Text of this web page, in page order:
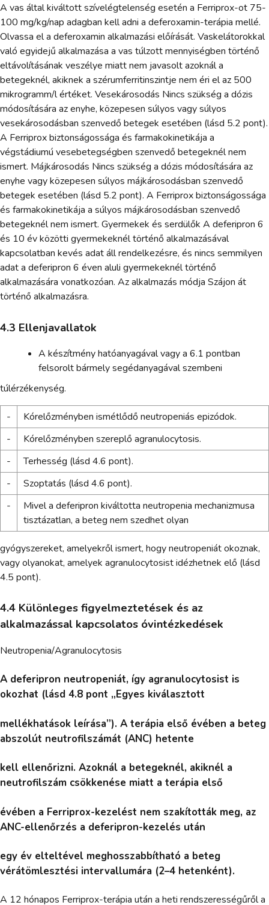
A vas által kiváltott szívelégtelenség esetén a Ferriprox-ot 75-
100 mg/kg/nap adagban kell adni a deferoxamin-terápia mellé.
Olvassa el a deferoxamin alkalmazási előírását. Vaskelátorokkal
való egyidejű alkalmazása a vas túlzott mennyiségben történő
eltávolításának veszélye miatt nem javasolt azoknál a
betegeknél, akiknek a szérumferritinszintje nem éri el az 500
mikrogramm/l értéket. Vesekárosodás Nincs szükség a dózis
módosítására az enyhe, közepesen súlyos vagy súlyos
vesekárosodásban szenvedő betegek esetében (lásd 5.2 pont).
A Ferriprox biztonságossága és farmakokinetikája a
végstádiumú vesebetegségben szenvedő betegeknél nem
ismert. Májkárosodás Nincs szükség a dózis módosítására az
enyhe vagy közepesen súlyos májkárosodásban szenvedő
betegek esetében (lásd 5.2 pont). A Ferriprox biztonságossága
és farmakokinetikája a súlyos májkárosodásban szenvedő
betegeknél nem ismert. Gyermekek és serdülők A deferipron 6
és 10 év közötti gyermekeknél történő alkalmazásával
kapcsolatban kevés adat áll rendelkezésre, és nincs semmilyen
adat a deferipron 6 éven aluli gyermekeknél történő
alkalmazására vonatkozóan. Az alkalmazás módja Szájon át
történő alkalmazásra.
4.3 Ellenjavallatok
A készítmény hatóanyagával vagy a 6.1 pontban
felsorolt bármely segédanyagával szembeni
túlérzékenység.
-
Kórelőzményben ismétlődő neutropeniás epizódok.
-
Kórelőzményben szereplő agranulocytosis.
-
Terhesség (lásd 4.6 pont).
-
Szoptatás (lásd 4.6 pont).
-
Mivel a deferipron kiváltotta neutropenia mechanizmusa
tisztázatlan, a beteg nem szedhet olyan
gyógyszereket, amelyekről ismert, hogy neutropeniát okoznak,
vagy olyanokat, amelyek agranulocytosist idézhetnek elő (lásd
4.5 pont).
4.4 Különleges figyelmeztetések és az
alkalmazással kapcsolatos óvintézkedések
Neutropenia/Agranulocytosis
A deferipron neutropeniát, így agranulocytosist is
okozhat (lásd 4.8 pont „Egyes kiválasztott
mellékhatások leírása”). A terápia első évében a beteg
abszolút neutrofilszámát (ANC) hetente
kell ellenőrizni. Azoknál a betegeknél, akiknél a
neutrofilszám csökkenése miatt a terápia első
évében a Ferriprox-kezelést nem szakították meg, az
ANC-ellenőrzés a deferipron-kezelés után
egy év elteltével meghosszabbítható a beteg
vérátömlesztési intervallumára (2–4 hetenként).
A 12 hónapos Ferriprox-terápia után a heti rendszerességűről a